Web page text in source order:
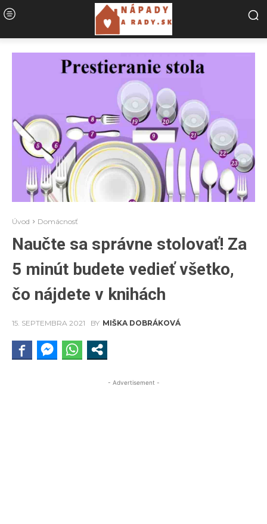
Úvod Domácnosť
Naučte sa správne stolovať! Za
5 minút budete vedieť všetko,
čo nájdete v knihách
15. SEPTEMBRA 2021 BY MIŠKA DOBRÁKOVÁ
- Advertisement -